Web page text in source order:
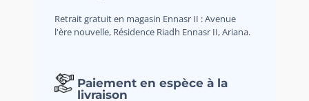
Retrait gratuit en magasin Ennasr II : Avenue
l'ère nouvelle, Résidence Riadh Ennasr II, Ariana.
Paiement en espèce à la
livraison